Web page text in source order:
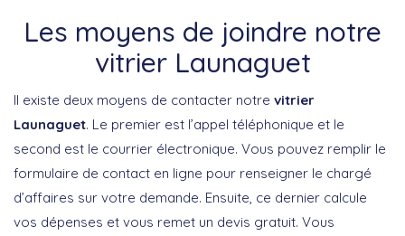
Les moyens de joindre notre
vitrier Launaguet
Il existe deux moyens de contacter notre vitrier
Launaguet. Le premier est l’appel téléphonique et le
second est le courrier électronique. Vous pouvez remplir le
formulaire de contact en ligne pour renseigner le chargé
d’affaires sur votre demande. Ensuite, ce dernier calcule
vos dépenses et vous remet un devis gratuit. Vous